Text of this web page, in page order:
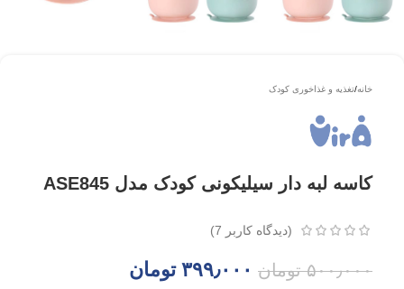
خانه/تغذیه و غذاخوری کودک
کاسه لبه دار سیلیکونی کودک مدل ASE845
(دیدگاه کاربر 7
)
۵۰۰٫۰۰۰ تومان ۳۹۹٫۰۰۰ تومان